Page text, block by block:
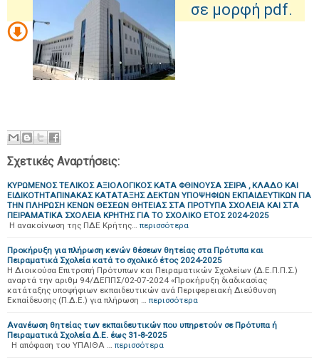
σε μορφή pdf.
Σχετικές Αναρτήσεις:
ΚΥΡΩΜΕΝΟΣ ΤΕΛΙΚΟΣ ΑΞΙΟΛΟΓΙΚΟΣ ΚΑΤΑ ΦΘΙΝΟΥΣΑ ΣΕΙΡΑ , ΚΛΑΔΟ ΚΑΙ
ΕΙΔΙΚΟΤΗΤΑΠΙΝΑΚΑΣ ΚΑΤΑΤΑΞΗΣ ΔΕΚΤΩΝ ΥΠΟΨΗΦΙΩΝ ΕΚΠΑΙΔΕΥΤΙΚΩΝ ΓΙΑ
ΤΗΝ ΠΛΗΡΩΣΗ ΚΕΝΩΝ ΘΕΣΕΩΝ ΘΗΤΕΙΑΣ ΣΤΑ ΠΡΟΤΥΠΑ ΣΧΟΛΕΙΑ ΚΑΙ ΣΤΑ
ΠΕΙΡΑΜΑΤΙΚΑ ΣΧΟΛΕΙΑ ΚΡΗΤΗΣ ΓΙΑ ΤΟ ΣΧΟΛΙΚΟ ΕΤΟΣ 2024-2025
Η ανακοίνωση της ΠΔΕ Κρήτης… περισσότερα
Προκήρυξη για πλήρωση κενών θέσεων θητείας στα Πρότυπα και
Πειραματικά Σχολεία κατά το σχολικό έτος 2024-2025
Η Διοικούσα Επιτροπή Πρότυπων και Πειραματικών Σχολείων (Δ.Ε.Π.Π.Σ.)
αναρτά την αριθμ 94/ΔΕΠΠΣ/02-07-2024 «Προκήρυξη διαδικασίας
κατάταξης υποψήφιων εκπαιδευτικών ανά Περιφερειακή Διεύθυνση
Εκπαίδευσης (Π.Δ.Ε.) για πλήρωση … περισσότερα
Ανανέωση θητείας των εκπαιδευτικών που υπηρετούν σε Πρότυπα ή
Πειραματικά Σχολεία Δ.Ε. έως 31-8-2025
Η απόφαση του ΥΠΑΙΘΑ … περισσότερα